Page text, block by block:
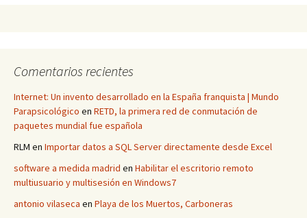
Comentarios recientes
Internet: Un invento desarrollado en la España franquista | Mundo
Parapsicológico en RETD, la primera red de conmutación de
paquetes mundial fue española
RLM en Importar datos a SQL Server directamente desde Excel
software a medida madrid en Habilitar el escritorio remoto
multiusuario y multisesión en Windows7
antonio vilaseca en Playa de los Muertos, Carboneras